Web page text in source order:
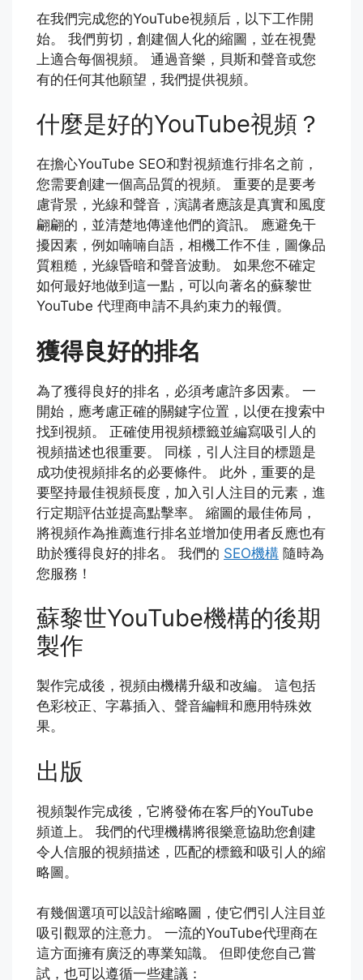
在我們完成您的YouTube視頻后，以下工作開
始。 我們剪切，創建個人化的縮圖，並在視覺
上適合每個視頻。 通過音樂，貝斯和聲音或您
有的任何其他願望，我們提供視頻。
什麼是好的YouTube視頻？
在擔心YouTube SEO和對視頻進行排名之前，
您需要創建一個高品質的視頻。 重要的是要考
慮背景，光線和聲音，演講者應該是真實和風度
翩翩的，並清楚地傳達他們的資訊。 應避免干
擾因素，例如喃喃自語，相機工作不佳，圖像品
質粗糙，光線昏暗和聲音波動。 如果您不確定
如何最好地做到這一點，可以向著名的蘇黎世
YouTube 代理商申請不具約束力的報價。
獲得良好的排名
為了獲得良好的排名，必須考慮許多因素。 一
開始，應考慮正確的關鍵字位置，以便在搜索中
找到視頻。 正確使用視頻標籤並編寫吸引人的
視頻描述也很重要。 同樣，引人注目的標題是
成功使視頻排名的必要條件。 此外，重要的是
要堅持最佳視頻長度，加入引人注目的元素，進
行定期評估並提高點擊率。 縮圖的最佳佈局，
將視頻作為推薦進行排名並增加使用者反應也有
助於獲得良好的排名。 我們的 SEO機構 隨時為
您服務！
蘇黎世YouTube機構的後期
製作
製作完成後，視頻由機構升級和改編。 這包括
色彩校正、字幕插入、聲音編輯和應用特殊效
果。
出版
視頻製作完成後，它將發佈在客戶的YouTube
頻道上。 我們的代理機構將很樂意協助您創建
令人信服的視頻描述，匹配的標籤和吸引人的縮
略圖。
有幾個選項可以設計縮略圖，使它們引人注目並
吸引觀眾的注意力。 一流的YouTube代理商在
這方面擁有廣泛的專業知識。 但即使您自己嘗
試，也可以遵循一些建議：